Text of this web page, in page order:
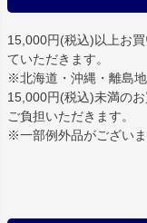
15,000円(税込)以上お
ていただきます。
※北海道・沖縄・離島地
15,000円(税込)未満の
ご負担いただきます。
※一部例外品がございま